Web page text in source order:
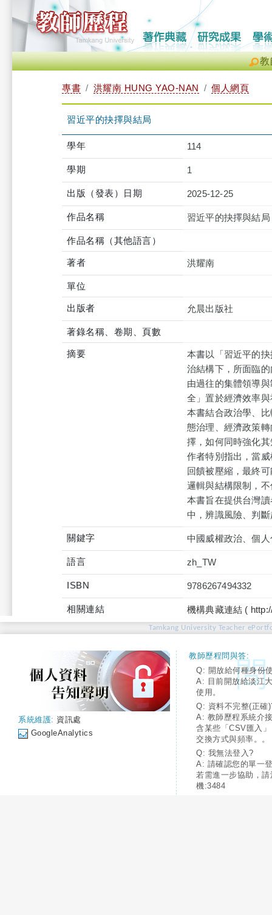
教
專書 洪耀南 HUNG YAO-NAN 個人網頁
習近平的抉擇與結局
學年 114
學期 1
出版（發表）日期 2025-12-25
作品名稱 習近平的抉擇與結局
作品名稱（其他語言）
著者 洪耀南
單位
出版者 允晨出版社
著錄名稱、卷期、頁數
摘要
本書以「習近平的
治結構下，所面臨
由過往的集體領導
全」置於經濟效率
本書結合政治學、
態治理、經濟政策
擇，如何同時強化
作者特別指出，當
回饋被壓縮，最終
邏輯與結構限制，
本書旨在提供台灣
中，辨識風險、判
關鍵字 中國威權政治、個
語言 zh_TW
ISBN 9786267494332
相關連結 機構典藏連結 (
Tamkang University Teacher
系統維護: 資訊處
GoogleAnalytics
教師歷程問與答:
Q: 開放給何種身份
A: 目前開放給淡江
使用。
Q: 資料不完整(正確
A: 教師歷程系統介
含某些「CSV匯入
交換方式與頻率。。
Q: 我無法登入?
A: 請確認您的單一
若需進一步協助，
機:3484